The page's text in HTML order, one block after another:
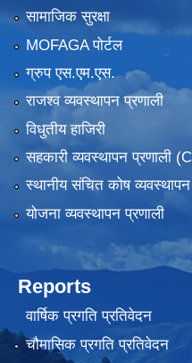
सामाजिक सुरक्षा
MOFAGA पोर्टल
ग्रुप एस.एम.एस.
राजश्व व्यवस्थापन प्रणाली
विधुतीय हाजिरी
सहकारी व्यवस्थापन प्रणाली
स्थानीय संचित कोष
योजना व्यवस्थापन प्रणाली
Reports
वार्षिक प्रगति प्रतिवेदन
चौमासिक प्रगति प्रतिवेदन